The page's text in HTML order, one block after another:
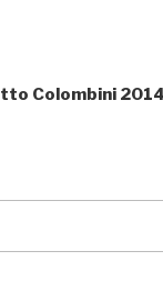
Colombini